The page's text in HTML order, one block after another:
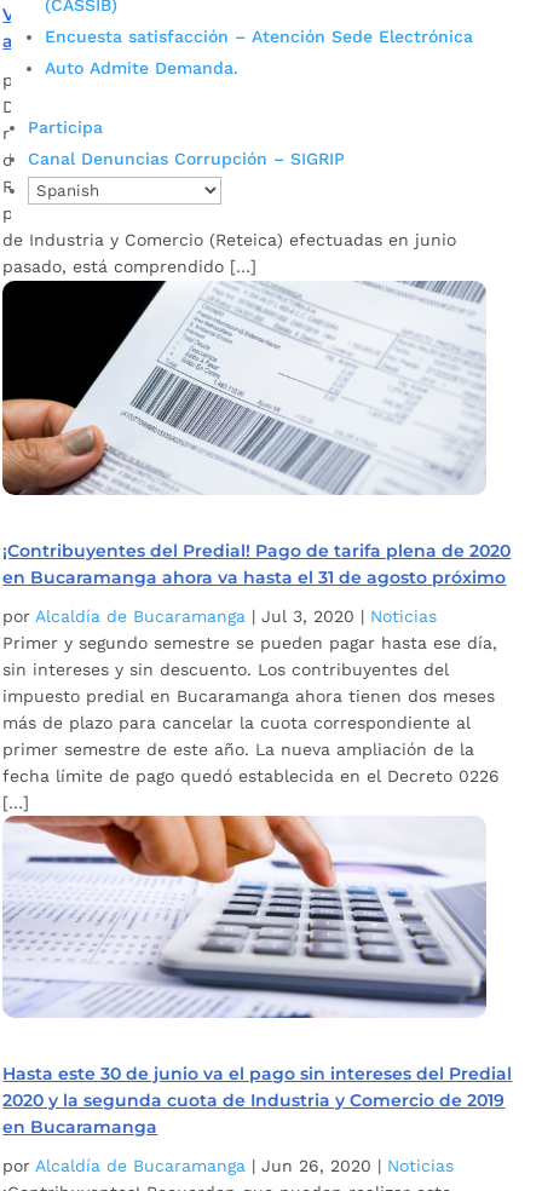
(CASSIB)
Encuesta satisfacción – Atención Sede Electrónica
Auto Admite Demanda.
Participa
Canal Denuncias Corrupción – SIGRIP
Vencimientos para declarar Reteica efectuado en junio
arrancan este 15 de julio en Bucaramanga
por Alcaldía de Bucaramanga
Desde la Secretaría de Hacienda de Bucaramanga se les
recuerda a los agentes retenedores que pueden elaborar la
declaración de manera virtual. ¡Agentes retenedores!
Recuerden que el periodo de vencimiento de los plazos para
presentar la declaración y pago de retenciones en la fuente
de Industria y Comercio (Reteica) efectuadas en junio
pasado, está comprendido […]
¡Contribuyentes del Predial! Pago de tarifa plena de 2020
en Bucaramanga ahora va hasta el 31 de agosto próximo
por Alcaldía de Bucaramanga |Jul 3, 2020 | Noticias
Primer y segundo semestre se pueden pagar hasta ese día,
sin intereses y sin descuento. Los contribuyentes del
impuesto predial en Bucaramanga ahora tienen dos meses
más de plazo para cancelar la cuota correspondiente al
primer semestre de este año. La nueva ampliación de la
fecha límite de pago quedó establecida en el Decreto 0226
[…]
Hasta este 30 de junio va el pago sin intereses del Predial
2020 y la segunda cuota de Industria y Comercio de 2019
en Bucaramanga
por Alcaldía de Bucaramanga |Jun 26, 2020 | Noticias